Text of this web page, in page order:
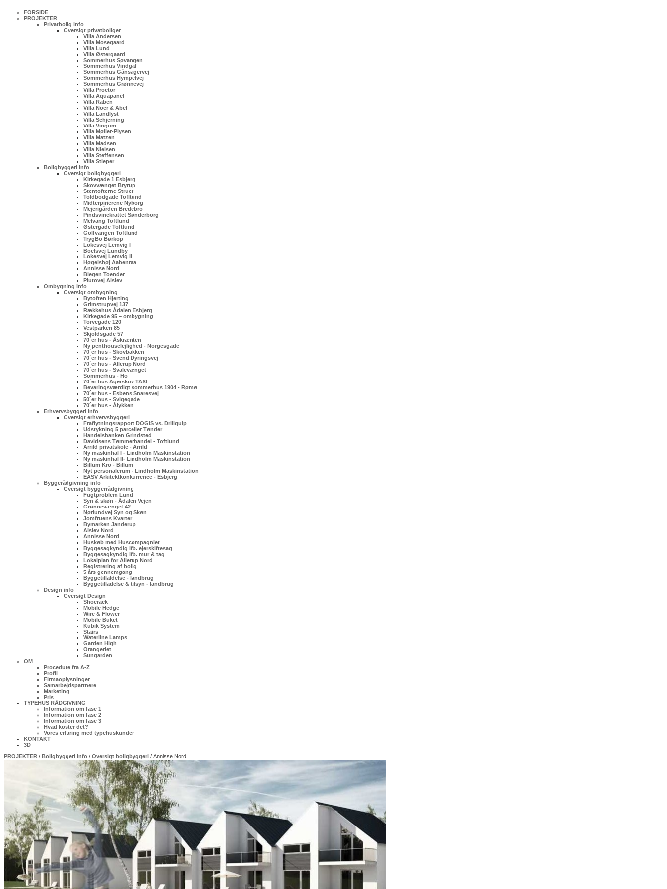
FORSIDE
PROJEKTER
Privatbolig info
Oversigt privatboliger
Villa Andersen
Villa Mosegaard
Villa Lund
Villa Østergaard
Sommerhus Søvangen
Sommerhus Vindgaf
Sommerhus Gånsagervej
Sommerhus Hympelvej
Sommerhus Grønnevej
Villa Proctor
Villa Aquapanel
Villa Raben
Villa Noer & Abel
Villa Landlyst
Villa Schjerning
Villa Vingum
Villa Møller-Plysen
Villa Matzen
Villa Madsen
Villa Nielsen
Villa Steffensen
Villa Stieper
Boligbyggeri info
Oversigt boligbyggeri
Kirkegade 1 Esbjerg
Skovvænget Bryrup
Stentofterne Struer
Toldbodgade Tofltund
Midterpirierene Nyborg
Mejerigården Bredebro
Pindsvinekrattet Sønderborg
Melvang Toftlund
Østergade Toftlund
Golfvangen Toftlund
TrygBo Børkop
Lokesvej Lemvig I
Boelsvej Lundby
Lokesvej Lemvig II
Høgelshøj Aabenraa
Annisse Nord
Blegen Toender
Plutovej Alslev
Ombygning info
Oversigt ombygning
Bytoften Hjerting
Grimstrupvej 137
Rækkehus Ådalen Esbjerg
Kirkegade 95 – ombygning
Torvegade 120
Vestparken 85
Skjoldsgade 57
70´er hus - Åskrænten
Ny penthouselejlighed - Norgesgade
70´er hus - Skovbakken
70´er hus - Svend Dyringsvej
70´er hus - Allerup Nord
70´er hus - Svalevænget
Sommerhus - Ho
70´er hus Agerskov TAXI
Bevaringsværdigt sommerhus 1904 - Rømø
70´er hus - Esbens Snaresvej
50´er hus - Svigegade
70´er hus - Ålykken
Erhvervsbyggeri info
Oversigt erhvervsbyggeri
Fraflytningsrapport DOGIS vs. Drillquip
Udstykning 5 parceller Tønder
Handelsbanken Grindsted
Davidsens Tømmerhandel - Toftlund
Arrild privatskole - Arrild
Ny maskinhal I - Lindholm Maskinstation
Ny maskinhal II- Lindholm Maskinstation
Billum Kro - Billum
Nyt personalerum - Lindholm Maskinstation
EASV Arkitektkonkurrence - Esbjerg
Byggerådgivning info
Oversigt byggerrådgivning
Fugtproblem Lund
Syn & skøn - Ådalen Vejen
Grønnevænget 42
Nørlundvej Syn og Skøn
Jomfruens Kvarter
Bymarken Janderup
Alslev Nord
Annisse Nord
Huskøb med Huscompagniet
Byggesagkyndig ifb. ejerskiftesag
Byggesagkyndig ifb. mur & tag
Lokalplan for Allerup Nord
Registrering af bolig
5 års gennemgang
Byggetillaldelse - landbrug
Byggetilladelse & tilsyn - landbrug
Design info
Oversigt Design
Shoerack
Mobile Hedge
Wire & Flower
Mobile Buket
Kubik System
Stairs
Waterline Lamps
Garden High
Orangeriet
Sungarden
OM
Procedure fra A-Z
Profil
Firmaoplysninger
Samarbejdspartnere
Marketing
Pris
TYPEHUS RÅDGIVNING
Information om fase 1
Information om fase 2
Information om fase 3
Hvad koster det?
Vores erfaring med typehuskunder
KONTAKT
3D
PROJEKTER / Boligbyggeri info / Oversigt boligbyggeri / Annisse Nord